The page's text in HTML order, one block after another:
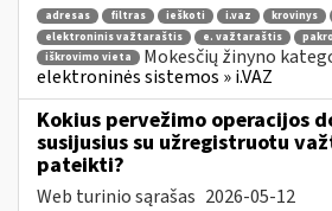
adresas filtras ieškoti i.vaz krovinys
elektroninis važtaraštis
e. važtaraštis
iškrovimo vieta
Mokesčių žinyno
elektroninės sistemos » i.VAZ
Kokius pervežimo operacijos
susijusius su užregistruotu
pateikti?
Web turinio sąrašas 2026-05-12